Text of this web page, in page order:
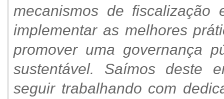
mecanismos de fiscalização
implementar as melhores
promover uma governança
sustentável. Saímos deste
seguir trabalhando com